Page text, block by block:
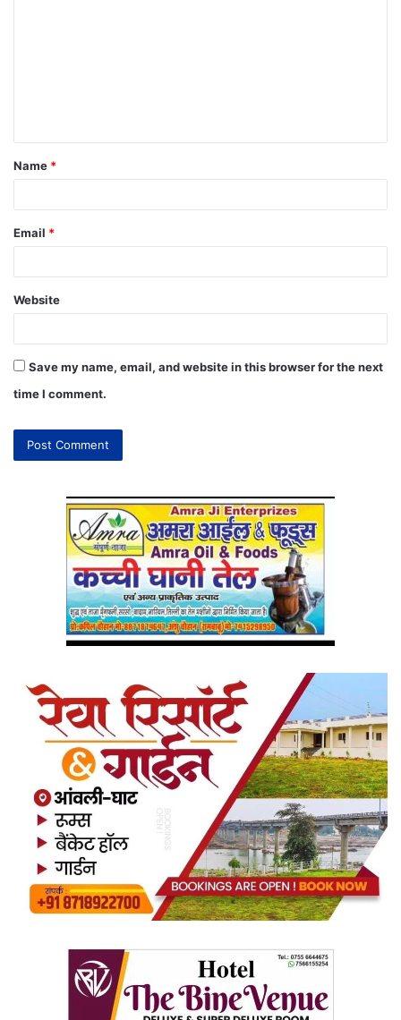
Name *
Email *
Website
Save my name, email, and website in this browser for the next
time I comment.